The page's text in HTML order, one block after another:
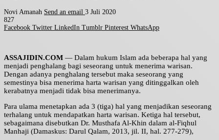
Novi Amanah Send an email 3 Juli 2020
827
Facebook Twitter LinkedIn Tumblr Pinterest WhatsApp
ASSAJIDIN.COM — Dalam hukum Islam ada beberapa hal yang
menjadi penghalang bagi seseorang untuk menerima warisan.
Dengan adanya penghalang tersebut maka seseorang yang
semestinya bisa menerima harta warisan yang ditinggalkan oleh
kerabatnya menjadi tidak bisa menerimanya.
Para ulama menetapkan ada 3 (tiga) hal yang menjadikan seseorang
terhalang untuk mendapatkan harta warisan. Ketiga hal tersebut,
sebagaimana disebutkan Dr. Musthafa Al-Khin dalam al-Fiqhul
Manhaji (Damaskus: Darul Qalam, 2013, jil. II, hal. 277-279),